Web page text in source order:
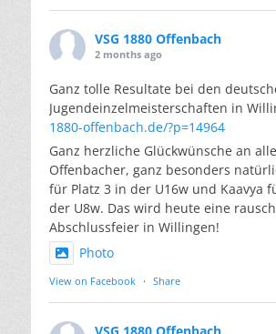
VSG 1880 Offenbach
2 months ago
Ganz tolle Resultate bei den
Jugendeinzelmeisterschaften in
1880-offenbach.de/?p=14964
Ganz herzliche Glückwünsche an alle
Offenbacher, ganz besonders
für Platz 3 in der U16w und Kaavya
der U8w. Das wird heute eine
Abschlussfeier in Willingen!
Photo
View on Facebook · Share